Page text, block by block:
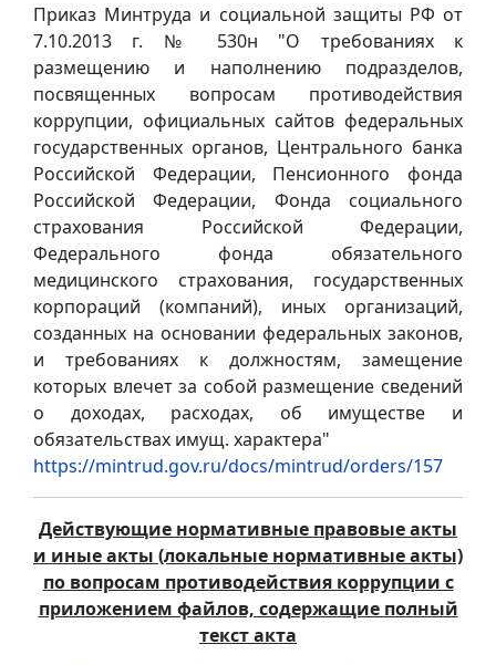
Приказ Минтруда и социальной защиты РФ от
7.10.2013 г. № 530н "О требованиях к
размещению и наполнению подразделов,
посвященных вопросам противодействия
коррупции, официальных сайтов федеральных
государственных органов, Центрального банка
Российской Федерации, Пенсионного фонда
Российской Федерации, Фонда социального
страхования Российской Федерации,
Федерального фонда обязательного
медицинского страхования, государственных
корпораций (компаний), иных организаций,
созданных на основании федеральных законов,
и требованиях к должностям, замещение
которых влечет за собой размещение сведений
о доходах, расходах, об имуществе и
обязательствах имущ. характера"
https://mintrud.gov.ru/docs/mintrud/orders/157
Действующие нормативные правовые акты
и иные акты (локальные нормативные акты)
по вопросам противодействия коррупции с
приложением файлов, содержащие полный
текст акта